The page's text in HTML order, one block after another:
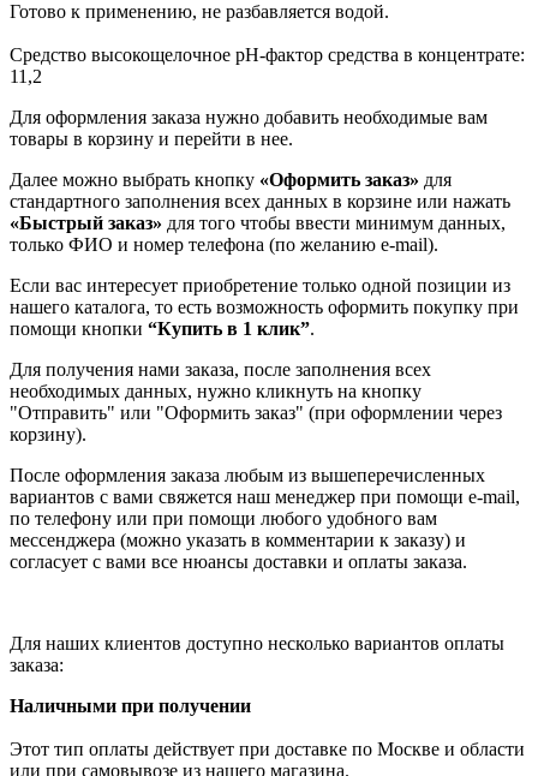
Готово к применению, не разбавляется водой.
Средство высокощелочное pH-фактор средства в концентрате:
11,2
Для оформления заказа нужно добавить необходимые вам
товары в корзину и перейти в нее.
Далее можно выбрать кнопку «Оформить заказ» для
стандартного заполнения всех данных в корзине или нажать
«Быстрый заказ» для того чтобы ввести минимум данных,
только ФИО и номер телефона (по желанию e-mail).
Если вас интересует приобретение только одной позиции из
нашего каталога, то есть возможность оформить покупку при
помощи кнопки “Купить в 1 клик”.
Для получения нами заказа, после заполнения всех
необходимых данных, нужно кликнуть на кнопку
"Отправить" или "Оформить заказ" (при оформлении через
корзину).
После оформления заказа любым из вышеперечисленных
вариантов с вами свяжется наш менеджер при помощи e-mail,
по телефону или при помощи любого удобного вам
мессенджера (можно указать в комментарии к заказу) и
согласует с вами все нюансы доставки и оплаты заказа.
Для наших клиентов доступно несколько вариантов оплаты
заказа:
Наличными при получении
Этот тип оплаты действует при доставке по Москве и области
или при самовывозе из нашего магазина.